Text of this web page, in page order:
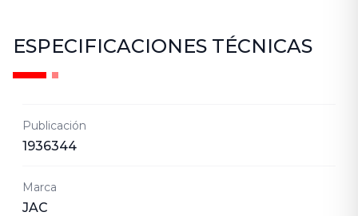
ESPECIFICACIONES TÉCNICAS
Publicación
1936344
Marca
JAC